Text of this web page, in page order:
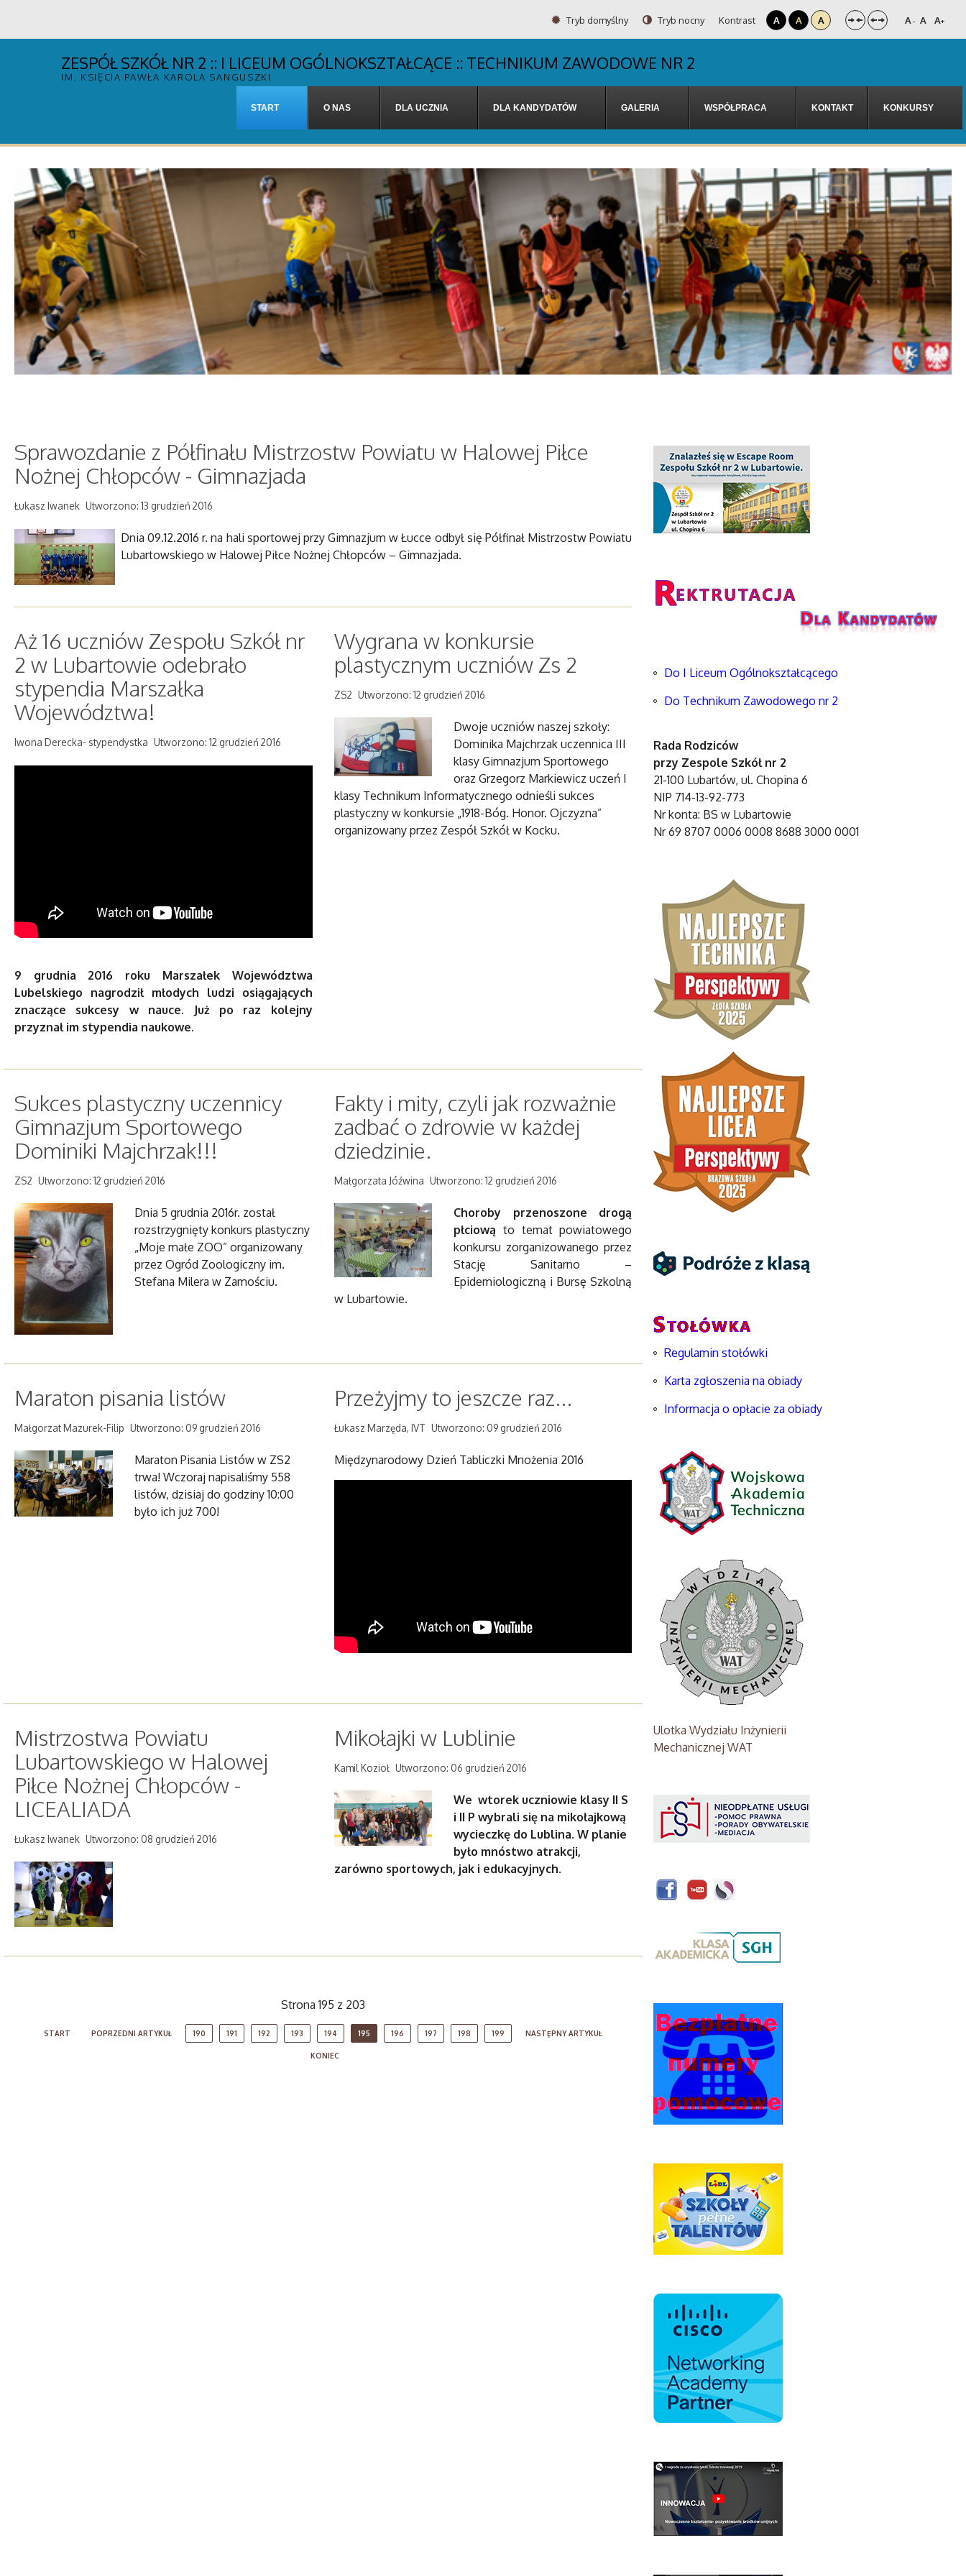
Tryb domyślny Tryb nocny Kontrast A A A A- A A+
ZESPÓŁ SZKÓŁ NR 2 :: I LICEUM OGÓLNOKSZTAŁCĄCE :: TECHNIKUM ZAWODOWE NR 2
IM. KSIĘCIA PAWŁA KAROLA SANGUSZKI
START O NAS DLA UCZNIA DLA KANDYDATÓW GALERIA WSPÓŁPRACA KONTAKT KONKURSY
Sprawozdanie z Półfinału Mistrzostw Powiatu w Halowej Piłce
Nożnej Chłopców - Gimnazjada
Łukasz Iwanek Utworzono: 13 grudzień 2016
Dnia 09.12.2016 r. na hali sportowej przy Gimnazjum w Łucce odbył się Półfinał Mistrzostw Powiatu
Lubartowskiego w Halowej Piłce Nożnej Chłopców – Gimnazjada.
Aż 16 uczniów Zespołu Szkół nr
2 w Lubartowie odebrało
stypendia Marszałka
Województwa!
Iwona Derecka- stypendystka Utworzono: 12 grudzień 2016
9 grudnia 2016 roku Marszałek Województwa
Lubelskiego nagrodził młodych ludzi osiągających
znaczące sukcesy w nauce. Już po raz kolejny
przyznał im stypendia naukowe.
Wygrana w konkursie
plastycznym uczniów Zs 2
ZS2 Utworzono: 12 grudzień 2016
Dwoje uczniów naszej szkoły:
Dominika Majchrzak uczennica III
klasy Gimnazjum Sportowego
oraz Grzegorz Markiewicz uczeń I
klasy Technikum Informatycznego odnieśli sukces
plastyczny w konkursie „1918-Bóg. Honor. Ojczyzna”
organizowany przez Zespół Szkół w Kocku.
Sukces plastyczny uczennicy
Gimnazjum Sportowego
Dominiki Majchrzak!!!
ZS2 Utworzono: 12 grudzień 2016
Dnia 5 grudnia 2016r. został
rozstrzygnięty konkurs plastyczny
„Moje małe ZOO” organizowany
przez Ogród Zoologiczny im.
Stefana Milera w Zamościu.
Fakty i mity, czyli jak rozważnie
zadbać o zdrowie w każdej
dziedzinie.
Małgorzata Jóźwina Utworzono: 12 grudzień 2016
Choroby przenoszone drogą
płciową to temat powiatowego
konkursu zorganizowanego przez
Stację Sanitarno –
Epidemiologiczną i Bursę Szkolną
w Lubartowie.
Maraton pisania listów
Małgorzat Mazurek-Filip Utworzono: 09 grudzień 2016
Maraton Pisania Listów w ZS2
trwa! Wczoraj napisaliśmy 558
listów, dzisiaj do godziny 10:00
było ich już 700!
Przeżyjmy to jeszcze raz...
Łukasz Marzęda, IVT Utworzono: 09 grudzień 2016
Międzynarodowy Dzień Tabliczki Mnożenia 2016
Mistrzostwa Powiatu
Lubartowskiego w Halowej
Piłce Nożnej Chłopców -
LICEALIADA
Łukasz Iwanek Utworzono: 08 grudzień 2016
Mikołajki w Lublinie
Kamil Kozioł Utworzono: 06 grudzień 2016
We wtorek uczniowie klasy II S
i II P wybrali się na mikołajkową
wycieczkę do Lublina. W planie
było mnóstwo atrakcji,
zarówno sportowych, jak i edukacyjnych.
Strona 195 z 203
START POPRZEDNI ARTYKUŁ 190 191 192 193 194 195 196 197 198 199 NASTĘPNY ARTYKUŁ
KONIEC
Do I Liceum Ogólnokształcącego
Do Technikum Zawodowego nr 2
Rada Rodziców
przy Zespole Szkół nr 2
21-100 Lubartów, ul. Chopina 6
NIP 714-13-92-773
Nr konta: BS w Lubartowie
Nr 69 8707 0006 0008 8688 3000 0001
Regulamin stołówki
Karta zgłoszenia na obiady
Informacja o opłacie za obiady
Ulotka Wydziału Inżynierii
Mechanicznej WAT